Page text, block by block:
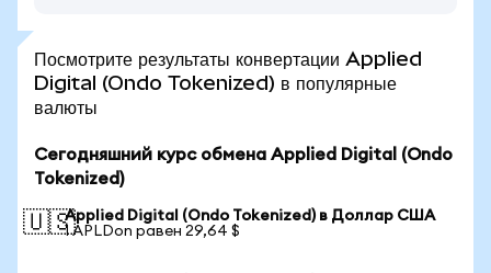
Посмотрите результаты конвертации Applied
Digital (Ondo Tokenized) в популярные
валюты
Сегодняшний курс обмена Applied Digital (Ondo
Tokenized)
🇺🇸Applied Digital (Ondo Tokenized) в Доллар США
1 APLDon равен 29,64 $